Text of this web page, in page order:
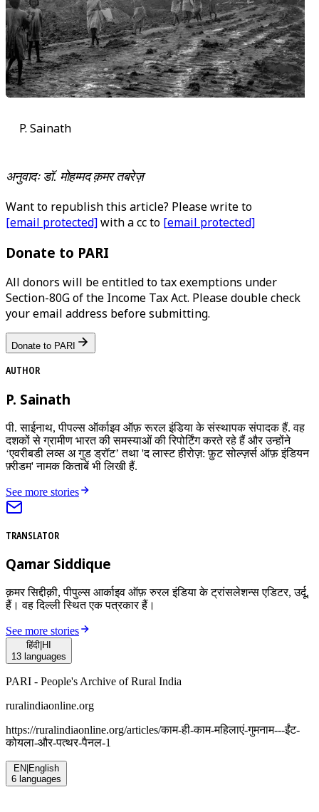
P. Sainath
अनुवादः डॉ. मोहम्मद क़मर तबरेज़
Want to republish this article? Please write to
[email protected]with a cc to [email protected]
Donate to PARI
All donors will be entitled to tax exemptions under
Section-80G of the Income Tax Act. Please double check
your email address before submitting.
Donate to PARI
AUTHOR
P. Sainath
पी. साईनाथ, पीपल्स ऑर्काइव ऑफ़ रूरल इंडिया के संस्थापक संपादक हैं. वह
दशकों से ग्रामीण भारत की समस्याओं की रिपोर्टिंग करते रहे हैं और उन्होंने
‘एवरीबडी लव्स अ गुड ड्रॉट’ तथा 'द लास्ट हीरोज़: फ़ुट सोल्ज़र्स ऑफ़ इंडियन
फ़्रीडम' नामक किताबें भी लिखी हैं.
See more stories
TRANSLATOR
Qamar Siddique
क़मर सिद्दीक़ी, पीपुल्स आर्काइव ऑफ़ रुरल इंडिया के ट्रांसलेशन्स एडिटर, उर्दू,
हैं। वह दिल्ली स्थित एक पत्रकार हैं।
See more stories
हिंदी HI
13 languages
PARI - People's Archive of Rural India
ruralindiaonline.org
https://ruralindiaonline.org/articles/काम-ही-काम-महिलाएं-गुमनाम---ईंट-
कोयला-और-पत्थर-पैनल-1
EN English
6 languages